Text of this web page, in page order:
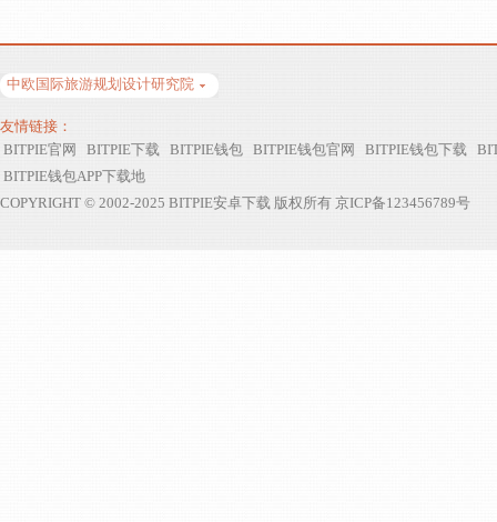
近年来，多地立足自身
聚起守护绿...
中欧国际旅游规划设计研究院
友情链接：
BITPIE官网
BITPIE下载 BITPIE钱包 BITPIE钱包官网 BITPIE钱包下载
BITPIE钱包APP下载地
COPYRIGHT © 2002-2025 BITPIE安卓下载 版权所有 京ICP备123456789号